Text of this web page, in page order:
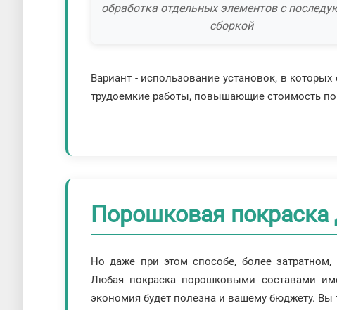
обработка отдельных элементов с
сборкой
Вариант - использование установок, в
трудоемкие работы, повышающие стоимость
Порошковая покраска
Но даже при этом способе, более
Любая покраска порошковыми составами
экономия будет полезна и вашему бюджету. Вы